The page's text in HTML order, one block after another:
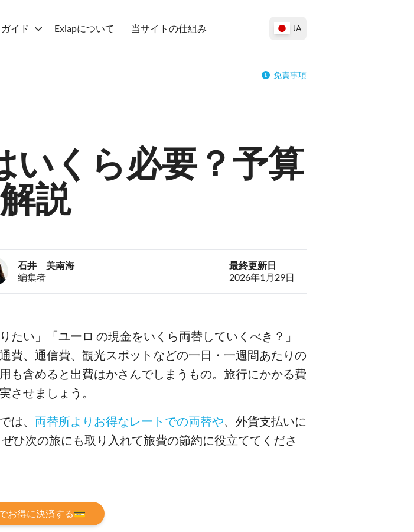
ガイド Exiapについて 当サイトの仕組み JA
免責事項
いくら必要？予算
説
石井 美南海
編集者
最終更新日
2026年1月29日
たい」「ユーロ の現金をいくら両替していくべき？」
費、通信費、観光スポットなどの一日・一週間あたりの
も含めると出費はかさんでしまうもの。旅行にかかる費
させましょう。
は、 両替所よりお得なレートでの両替や、外貨支払いに
ひ次の旅にも取り入れて旅費の節約に役立ててくださ
お得に決済する💳